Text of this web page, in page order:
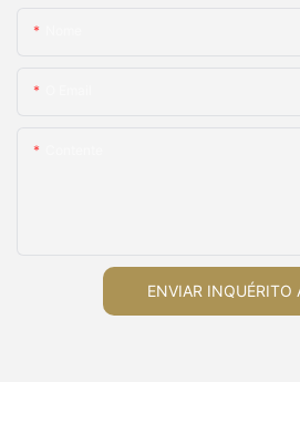
ENVIAR INQUÉRITO